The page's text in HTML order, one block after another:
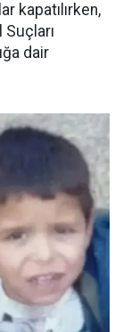
kapatılırken,
dair